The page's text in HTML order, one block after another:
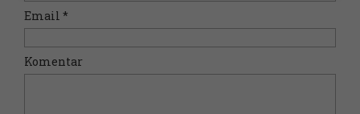
Email *
Komentar